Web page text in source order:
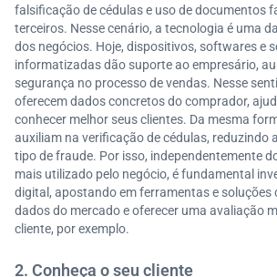
falsificação de cédulas e uso de documentos
terceiros. Nesse cenário, a tecnologia é uma
dos negócios. Hoje, dispositivos, softwares e
informatizadas dão suporte ao empresário,
segurança no processo de vendas. Nesse
oferecem dados concretos do comprador,
conhecer melhor seus clientes. Da mesma
auxiliam na verificação de cédulas, reduzindo
tipo de fraude. Por isso, independentemente
mais utilizado pelo negócio, é fundamental
digital, apostando em ferramentas e soluções
dados do mercado e oferecer uma avaliação
cliente, por exemplo.
2. Conheça o seu cliente